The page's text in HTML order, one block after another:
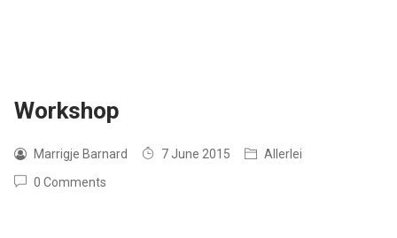
Workshop
Marrigje Barnard 7 June 2015
Allerlei
0 Comments